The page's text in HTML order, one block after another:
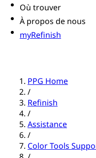
Où trouver
À propos de nous
myRefinish
PPG Home
/
Refinish
/
Assistance
/
Color Tools